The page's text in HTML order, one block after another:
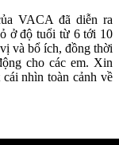
VACA đã diễn ra
ở độ tuổi từ 6 tới 10
và bổ ích, đồng thời
cho các em. Xin
nhìn toàn cảnh về